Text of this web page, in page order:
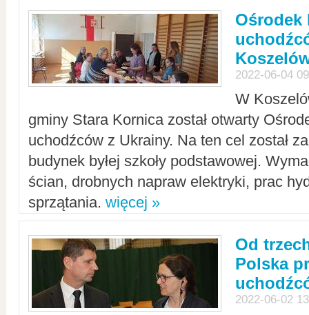
Ośrodek
2022-06-04
W
gminy Stara Kornica został otwarty
uchodźców z Ukrainy. Na ten cel został
budynek byłej szkoły podstawowej.
ścian, drobnych napraw elektryki, prac
sprzątania. więcej »
Od
Polska
2022-06-02